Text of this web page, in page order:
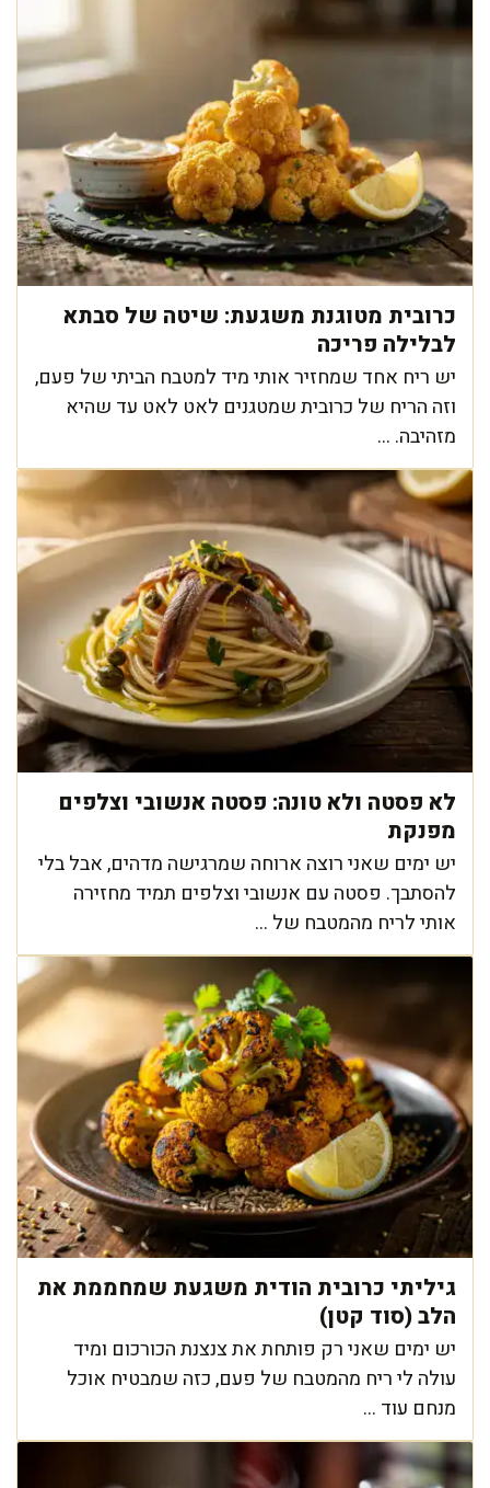
כרובית מטוגנת משגעת: שיטה של סבתא
לבלילה פריכה
יש ריח אחד שמחזיר אותי מיד למטבח הביתי של פעם,
וזה הריח של כרובית שמטגנים לאט לאט עד שהיא
מזהיבה. ...
לא פסטה ולא טונה: פסטה אנשובי וצלפים
מפנקת
יש ימים שאני רוצה ארוחה שמרגישה מדהים, אבל בלי
להסתבך. פסטה עם אנשובי וצלפים תמיד מחזירה
אותי לריח מהמטבח של ...
גיליתי כרובית הודית משגעת שמחממת את
הלב (סוד קטן)
יש ימים שאני רק פותחת את צנצנת הכורכום ומיד
עולה לי ריח מהמטבח של פעם, כזה שמבטיח אוכל
מנחם עוד ...